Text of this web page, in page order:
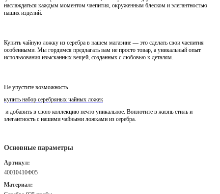
наслаждаться каждым моментом чаепития, окруженным блеском и элегантностью
наших изделий.
Купить чайную ложку из серебра в нашем магазине — это сделать свои чаепития
особенными. Мы гордимся предлагать вам не просто товар, а уникальный опыт
использования изысканных вещей, созданных с любовью к деталям.
Не упустите возможность
купить набор серебряных чайных ложек
и добавить в свою коллекцию нечто уникальное. Воплотите в жизнь стиль и
элегантность с нашими чайными ложками из серебра.
Основные параметры
Артикул:
40010410Ф05
Материал: